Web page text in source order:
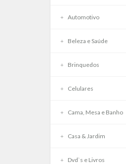
Automotivo
Beleza e Saúde
Brinquedos
Celulares
Cama, Mesa e Banho
Casa & Jardim
Dvd`s e Livros